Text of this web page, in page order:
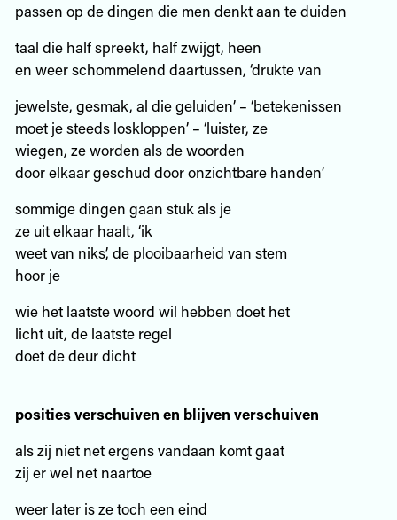
passen op de dingen die men denkt aan te duiden
taal die half spreekt, half zwijgt, heen
en weer schommelend daartussen, ‘drukte van
jewelste, gesmak, al die geluiden’ – ‘betekenissen
moet je steeds loskloppen’ – ‘luister, ze
wiegen, ze worden als de woorden
door elkaar geschud door onzichtbare handen’
sommige dingen gaan stuk als je
ze uit elkaar haalt, ‘ik
weet van niks’, de plooibaarheid van stem
hoor je
wie het laatste woord wil hebben doet het
licht uit, de laatste regel
doet de deur dicht
posities verschuiven en blijven verschuiven
als zij niet net ergens vandaan komt gaat
zij er wel net naartoe
weer later is ze toch een eind